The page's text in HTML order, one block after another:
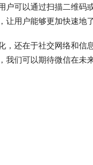
可以通过扫描二维码
用户能够更加快速地
还在于社交网络和信
们可以期待微信在未